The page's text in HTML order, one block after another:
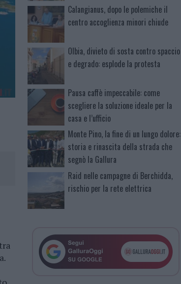
Calangianus, dopo le polemiche il
centro accoglienza minori chiude
Olbia, divieto di sosta contro spaccio
e degrado: esplode la protesta
Pausa caffè impeccabile: come
scegliere la soluzione ideale per la
casa e l’ufficio
Monte Pino, la fine di un lungo dolore:
storia e rinascita della strada che
segnò la Gallura
Raid nelle campagne di Berchidda,
rischio per la rete elettrica